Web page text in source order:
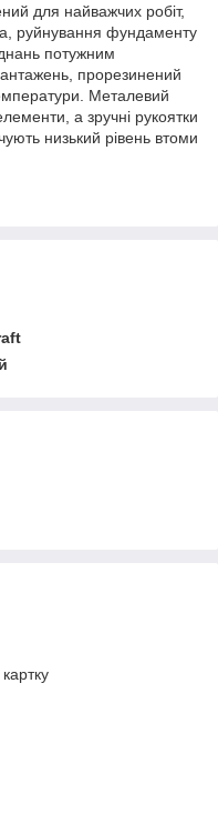
для найважчих робіт,
руйнування фундаменту
потужним
прорезинений
Металевий
а зручні рукоятки
низький рівень втоми